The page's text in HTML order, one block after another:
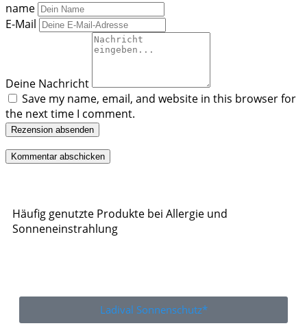
name
E-Mail
Deine Nachricht
Save my name, email, and website in this browser for
the next time I comment.
Rezension absenden
Häufig genutzte Produkte bei Allergie und
Sonneneinstrahlung
Ladival Sonnenschutz*